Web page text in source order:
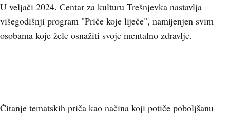
U veljači 2024. Centar za kulturu Trešnjevka nastavlja
višegodišnji program "Priče koje liječe", namijenjen svim
osobama koje žele osnažiti svoje mentalno zdravlje.
Čitanje tematskih priča kao načina koji potiče poboljšanu